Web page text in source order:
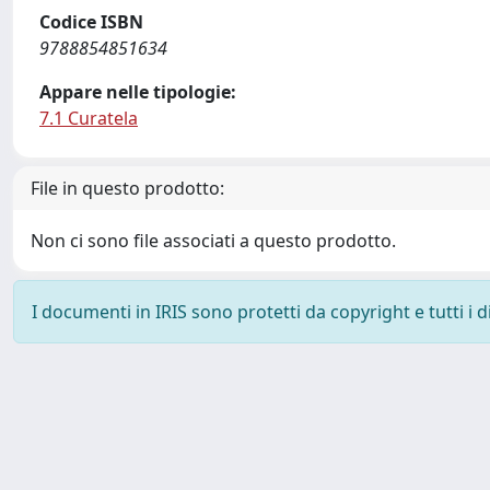
Codice ISBN
9788854851634
Appare nelle tipologie:
7.1 Curatela
File in questo prodotto:
Non ci sono file associati a questo prodotto.
I documenti in IRIS sono protetti da copyright e tutti i